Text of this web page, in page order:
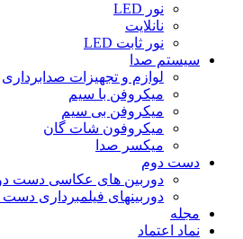
نور LED
نانلایت
نور ثابت LED
سیستم صدا
لوازم و تجهیزات صدابرداری
میکروفن با سیم
میکروفن بی سیم
میکروفون شات گان
میکسر صدا
دست دوم
دوربین های عکاسی دست
دوربینهای فیلمبرداری
مجله
نماد اعتماد